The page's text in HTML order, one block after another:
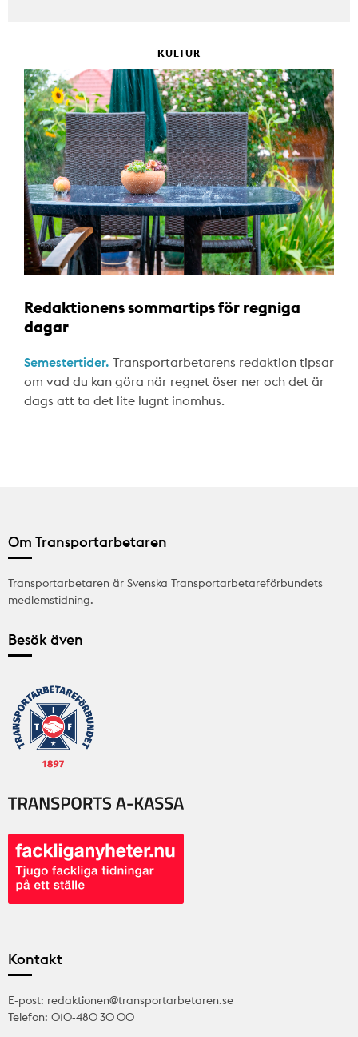
KULTUR
Redaktionens sommartips för regniga
dagar
Semestertider. Transportarbetarens redaktion tipsar
om vad du kan göra när regnet öser ner och det är
dags att ta det lite lugnt inomhus.
Om Transportarbetaren
Transportarbetaren är Svenska Transportarbetareförbundets
medlemstidning.
Besök även
Kontakt
E-post: redaktionen@transportarbetaren.se
Telefon: 010-480 30 00